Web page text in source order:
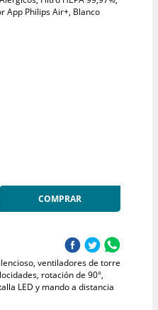
App Philips Air+, Blanco
COMPRAR
ventiladores de torre
rotación de 90°,
LED y mando a distancia